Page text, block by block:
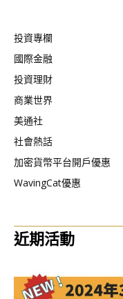
投資專欄
國際金融
投資理財
商業世界
美通社
社會熱話
加密貨幣平台開戶優惠
WavingCat優惠
近期活動